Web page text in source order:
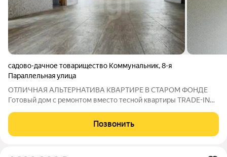
садово-дачное товарищество Коммунальник,8-я
Параллельная улица
ОТЛИЧНАЯ АЛЬТЕРНАТИВА КВАРТИРЕ В СТАРОМ ФОНДЕ
Готовый дом с ремонтом вместо тесной квартиры TRADE-IN
отделкой. Без лишней беготни и затяжных продаж. О доме
Позвонить